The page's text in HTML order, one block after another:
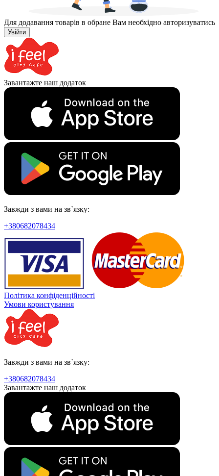
Для додавання товарів в обране Вам необхідно авторизуватись
Увійти
Завантажте наш додаток
Завжди з вами на зв`язку:
+380682078434
Політика конфіденційності
Умови користування
Завжди з вами на зв`язку:
+380682078434
Завантажте наш додаток